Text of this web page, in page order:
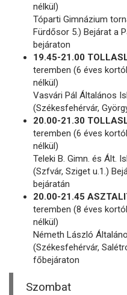
nélkül)
Tóparti Gimnázium
Fürdősor 5.) Bejárat a
bejáraton
19.45-21.00
teremben (6 éves
nélkül)
Vasvári Pál Általános
(Székesfehérvár,
20.00-21.30
teremben (6 éves
nélkül)
Teleki B. Gimn. és Ált.
(Szfvár, Sziget u.1.)
bejáratán
20.00-21.45
teremben (8 éves
nélkül)
Németh László
(Székesfehérvár,
főbejáraton
Szombat